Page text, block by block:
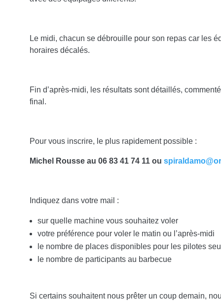
Le midi, chacun se débrouille pour son repas car les
horaires décalés.
Fin d’après-midi, les résultats sont détaillés,
final.
Pour vous inscrire, le plus rapidement possible :
Michel Rousse au 06 83 41 74 11 ou
Indiquez dans votre mail :
sur quelle machine vous souhaitez voler
votre préférence pour voler le matin ou l’après-midi
le nombre de places disponibles pour les pilotes
le nombre de participants au barbecue
Si certains souhaitent nous prêter un coup demain,